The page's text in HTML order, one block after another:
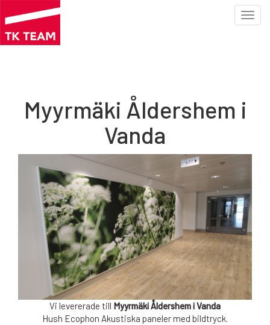
Hoppa
Myyrmäki Åldershem i
Vanda
Vi levererade till Myyrmäki Åldershem i Vanda
Hush Ecophon Akustiska paneler med bildtryck.